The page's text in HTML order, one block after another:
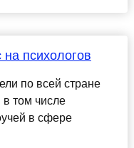
психологов
по всей стране
в том числе
в сфере